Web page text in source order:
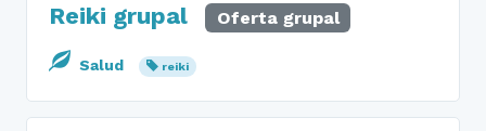
Reiki grupal Oferta grupal
Salud reiki